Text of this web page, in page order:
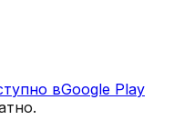
вGoogle Play